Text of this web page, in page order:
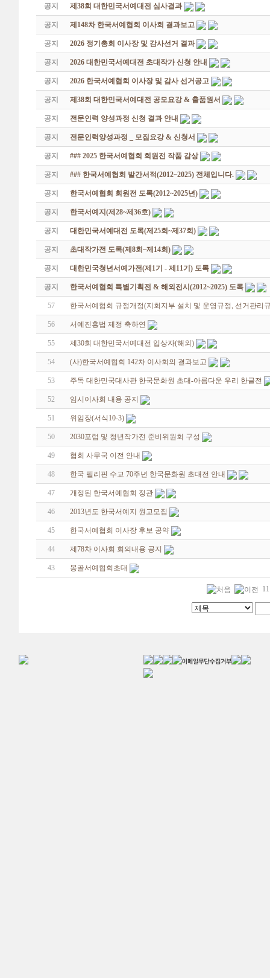
공지 제38회 대한민국서예대전 심사결과
공지 제148차 한국서예협회 이사회 결과보고
공지 2026 정기총회 이사장 및 감사선거 결과
공지 2026 대한민국서예대전 초대작가 신청 안내
공지 2026 한국서예협회 이사장 및 감사 선거공고
공지 제38회 대한민국서예대전 공모요강 & 출품원서
공지 전문인력 양성과정 신청 결과 안내
공지 전문인력양성과정 _ 모집요강 & 신청서
공지 ### 2025 한국서예협회 회원전 작품 감상
공지 ### 한국서예협회 발간서적(2012~2025) 전체입니다.
공지 한국서예협회 회원전 도록(2012~2025년)
공지 한국서예지(제28~제36호)
공지 대한민국서예대전 도록(제25회~제37회)
공지 초대작가전 도록(제8회~제14회)
공지 대한민국청년서예가전(제1기 - 제11기) 도록
공지 한국서예협회 특별기획전 & 해외전시(2012~2025) 도록
57 한국서예협회 규정개정(지회지부 설치 및 운영규정, 선거관리
56 서예진흥법 제정 축하연
55 제30회 대한민국서예대전 입상자(해외)
54 (사)한국서예협회 142차 이사회의 결과보고
53 주독 대한민국대사관 한국문화원 초대-아름다운 우리 한글전
52 임시이사회 내용 공지
51 위임장(서식10-3)
50 2030포럼 및 청년작가전 준비위원회 구성
49 협회 사무국 이전 안내
48 한국 필리핀 수교 70주년 한국문화원 초대전 안내
47 개정된 한국서예협회 정관
46 2013년도 한국서예지 원고모집
45 한국서예협회 이사장 후보 공약
44 제78차 이사회 회의내용 공지
43 몽골서예협회초대
11